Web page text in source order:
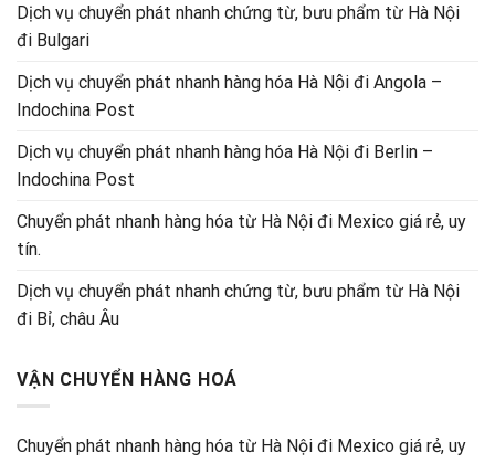
Dịch vụ chuyển phát nhanh chứng từ, bưu phẩm từ Hà Nội
đi Bulgari
Dịch vụ chuyển phát nhanh hàng hóa Hà Nội đi Angola –
Indochina Post
Dịch vụ chuyển phát nhanh hàng hóa Hà Nội đi Berlin –
Indochina Post
Chuyển phát nhanh hàng hóa từ Hà Nội đi Mexico giá rẻ, uy
tín.
Dịch vụ chuyển phát nhanh chứng từ, bưu phẩm từ Hà Nội
đi Bỉ, châu Âu
VẬN CHUYỂN HÀNG HOÁ
Chuyển phát nhanh hàng hóa từ Hà Nội đi Mexico giá rẻ, uy